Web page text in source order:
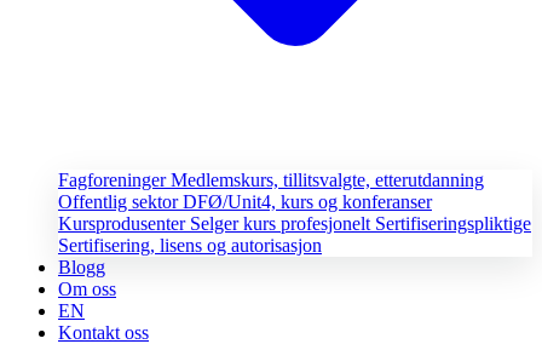
FagforeningerMedlemskurs, tillitsvalgte, etterutdanning
Offentlig sektorDFØ/Unit4, kurs og konferanser
Kursprodusenter Selger kurs profesjonelt Sertifiseringspliktige
Sertifisering, lisens og autorisasjon
Blogg
Om oss
EN
Kontakt oss